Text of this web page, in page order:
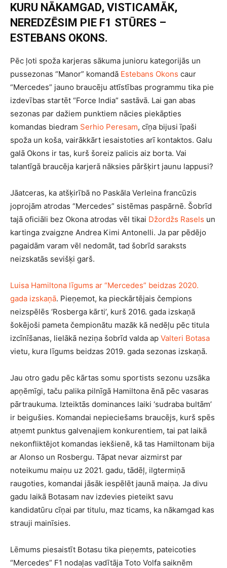
KURU NĀKAMGAD, VISTICAMĀK,
NEREDZĒSIM PIE F1 STŪRES –
ESTEBANS OKONS.
Pēc ļoti spoža karjeras sākuma junioru kategorijās un
pussezonas “Manor” komandā Estebans Okons caur
“Mercedes” jauno braucēju attīstības programmu tika pie
izdevības startēt “Force India” sastāvā. Lai gan abas
sezonas par dažiem punktiem nācies piekāpties
komandas biedram Serhio Peresam, cīņa bijusi īpaši
spoža un koša, vairākkārt iesaistoties arī kontaktos. Galu
galā Okons ir tas, kurš šoreiz palicis aiz borta. Vai
talantīgā braucēja karjerā nāksies pāršķirt jaunu lappusi?
Jāatceras, ka atšķirībā no Paskāla Verleina francūzis
joprojām atrodas “Mercedes” sistēmas paspārnē. Šobrīd
tajā oficiāli bez Okona atrodas vēl tikai Džordžs Rasels un
kartinga zvaigzne Andrea Kimi Antonelli. Ja par pēdējo
pagaidām varam vēl nedomāt, tad šobrīd saraksts
neizskatās sevišķi garš.
Luisa Hamiltona līgums ar “Mercedes” beidzas 2020.
gada izskaņā. Pieņemot, ka pieckārtējais čempions
neizspēlēs ‘Rosberga kārti’, kurš 2016. gada izskaņā
šokējoši pameta čempionātu mazāk kā nedēļu pēc titula
izcīnīšanas, lielākā neziņa šobrīd valda ap Valteri Botasa
vietu, kura līgums beidzas 2019. gada sezonas izskaņā.
Jau otro gadu pēc kārtas somu sportists sezonu uzsāka
apņēmīgi, taču palika pilnīgā Hamiltona ēnā pēc vasaras
pārtraukuma. Izteiktās dominances laiki ‘sudraba bultām’
ir beigušies. Komandai nepieciešams braucējs, kurš spēs
atņemt punktus galvenajiem konkurentiem, tai pat laikā
nekonfliktējot komandas iekšienē, kā tas Hamiltonam bija
ar Alonso un Rosbergu. Tāpat nevar aizmirst par
noteikumu maiņu uz 2021. gadu, tādēļ, ilgtermiņā
raugoties, komandai jāsāk iespēlēt jaunā maiņa. Ja divu
gadu laikā Botasam nav izdevies pieteikt savu
kandidatūru cīņai par titulu, maz ticams, ka nākamgad kas
strauji mainīsies.
Lēmums piesaistīt Botasu tika pieņemts, pateicoties
“Mercedes” F1 nodaļas vadītāja Toto Volfa saiknēm